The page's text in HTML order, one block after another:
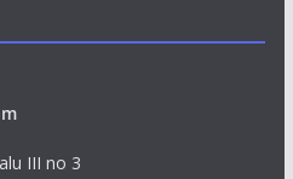
III no 3